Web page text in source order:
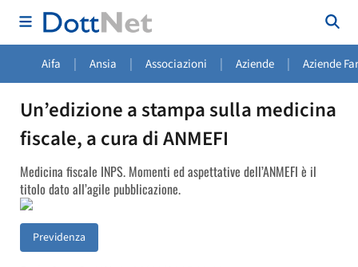
Aifa | Ansia | Associazioni | Aziende | Aziende
Un’edizione a stampa sulla medicina
fiscale, a cura di ANMEFI
Medicina fiscale INPS. Momenti ed aspettative dell’ANMEFI è il
titolo dato all’agile pubblicazione.
Previdenza